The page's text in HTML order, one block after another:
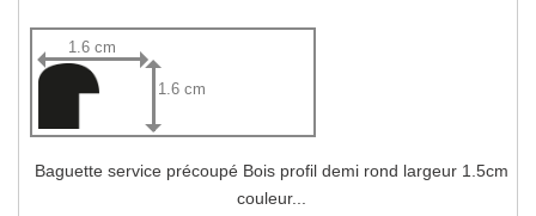
1.6 cm
1.6 cm
Baguette service précoupé Bois profil demi rond largeur 1.5cm
couleur...